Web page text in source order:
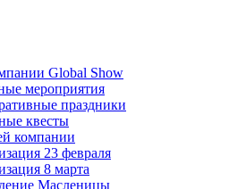
Global Show
мероприятия
праздники
квесты
компании
23 февраля
8 марта
Масленицы